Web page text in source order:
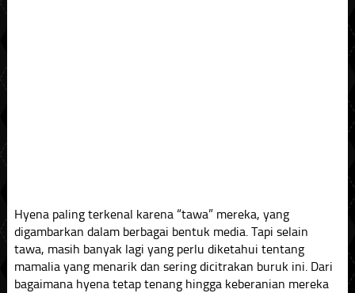
Hyena paling terkenal karena “tawa” mereka, yang
digambarkan dalam berbagai bentuk media. Tapi selain
tawa, masih banyak lagi yang perlu diketahui tentang
mamalia yang menarik dan sering dicitrakan buruk ini. Dari
bagaimana hyena tetap tenang hingga keberanian mereka